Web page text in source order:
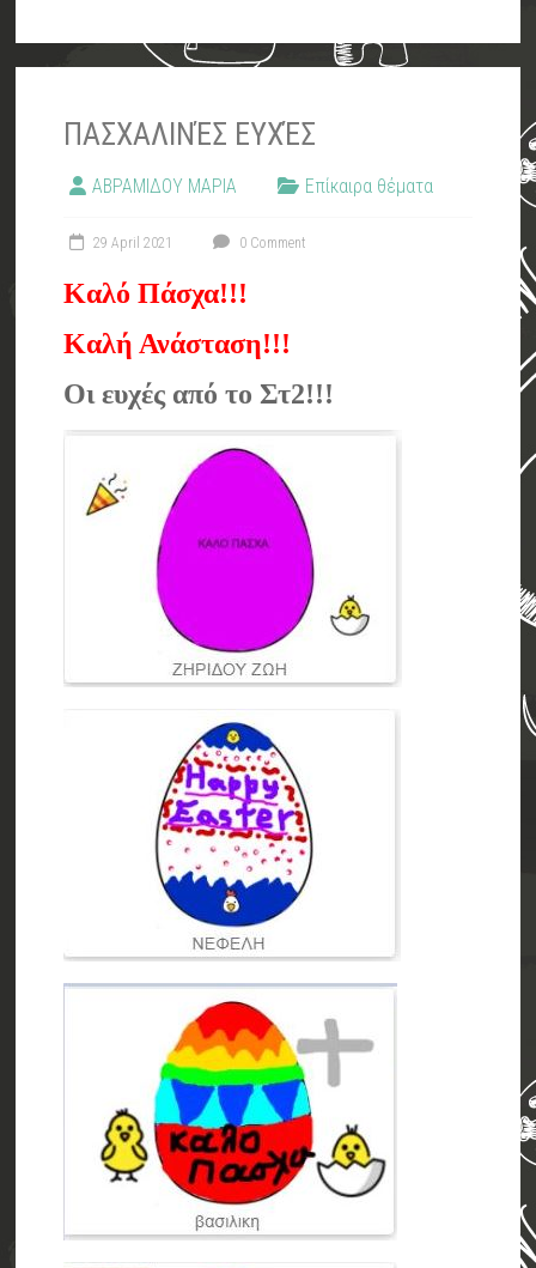
ΠΑΣΧΑΛΙΝΈΣ ΕΥΧΈΣ
ΑΒΡΑΜΙΔΟΥ ΜΑΡΙΑ Επίκαιρα θέματα
29 April 2021 0 Comment
Καλό Πάσχα!!!
Καλή Ανάσταση!!!
Οι ευχές από το Στ2!!!